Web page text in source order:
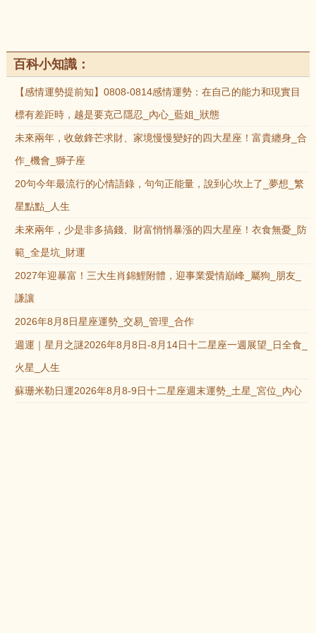
百科小知識：
【感情運勢提前知】0808-0814感情運勢：在自己的能力和現實目
標有差距時，越是要克己隱忍_內心_藍姐_狀態
未來兩年，收斂鋒芒求財、家境慢慢變好的四大星座！富貴纏身_合
作_機會_獅子座
20句今年最流行的心情語錄，句句正能量，說到心坎上了_夢想_繁
星點點_人生
未來兩年，少是非多搞錢、財富悄悄暴漲的四大星座！衣食無憂_防
範_全是坑_財運
2027年迎暴富！三大生肖錦鯉附體，迎事業愛情巔峰_屬狗_朋友_
謙讓
2026年8月8日星座運勢_交易_管理_合作
週運｜星月之謎2026年8月8日-8月14日十二星座一週展望_日全食_
火星_人生
蘇珊米勒日運2026年8月8-9日十二星座週末運勢_土星_宮位_內心